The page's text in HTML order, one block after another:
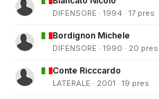
DIFENSORE · 1994 · 17 pres
Bordignon Michele
DIFENSORE · 1990 · 20 pres
Conte Ricccardo
LATERALE · 2001 · 19 pres